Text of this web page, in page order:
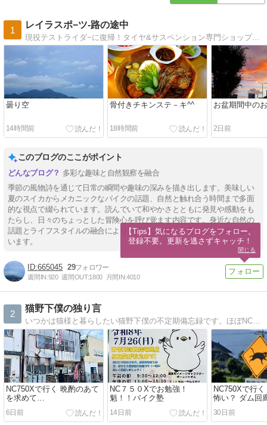
1
レイラスポ−ツ-路の途中
現役テストライダ−に復帰！タイヤ&サスペンション専門ショップの代表が日々を綴ります(^^)/
曇り空
14時間前
骨付きチキンステ－キ^^
18時間前
お盆期間中の
2日前
このブログのここがポイント
多彩な趣味と自然観察を融合
季節の風物詩を通じて日常の瞬間や趣味の深みを描き出します。美味しい
夏のスイカからメカニックなバイクの話題、自然と触れ合う時間まで多面
的な視点で綴られています。読んでいて和やかさとともに発見や感動をも
たらし、日々のちょっとした冒険心を呼び覚ます内容です。身近な自然の
話題とライフスタイルの融合により、豊かな気持ちを育むことを目指して
います。
665045 29
週間IN:920 週間OUT:1800 月間IN:4010
2
猫野下僕の独り言
いつかは猫様と暮らしたい猫野下僕の不定期備忘録です。ほぼNC750X(ＲＣ９０)、たまにカブ(ＨＡ０２)ネタです。主に関東をフラフラしています。
NC750Xで行く 晩酌のあて
を求めて…
6日前
NC７５０Xでお勉強！
魁！！バイク塾
14日前
NC750Xで行
怖い？ ダム回
30日前
【Tips】気になるブログをフォロー。
登録不要。更新を逃さずキャッチ！
閉じる